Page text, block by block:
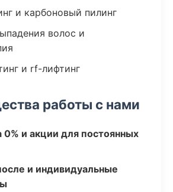
и карбоновый пилинг
волос и
и rf-лифтинг
работы с нами
0% и акции для постоянных
и индивидуальные